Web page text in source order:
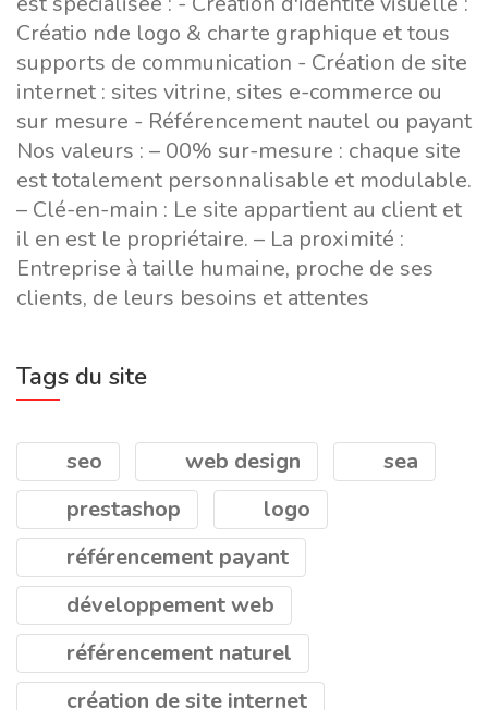
Créatio nde logo & charte graphique et tous
supports de communication - Création de site
internet : sites vitrine, sites e-commerce ou
sur mesure - Référencement nautel ou payant
Nos valeurs : – 00% sur-mesure : chaque site
est totalement personnalisable et modulable.
– Clé-en-main : Le site appartient au client et
il en est le propriétaire. – La proximité :
Entreprise à taille humaine, proche de ses
clients, de leurs besoins et attentes
Tags du site
seo web design
sea
prestashop
logo
référencement payant
développement web
référencement naturel
création de site internet